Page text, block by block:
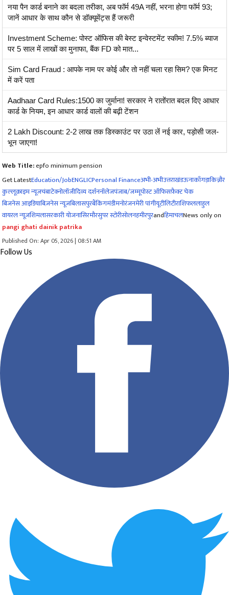
नया पैन कार्ड बनाने का बदला तरीका, अब फॉर्म 49A नहीं, भरना होगा फॉर्म 93;
जानें आधार के साथ कौन से डॉक्यूमेंट्स हैं जरूरी
Investment Scheme: पोस्ट ऑफिस की बेस्ट इन्वेस्टमेंट स्कीम! 7.5% ब्याज
पर 5 साल में लाखों का मुनाफा, बैंक FD को मात...
Sim Card Fraud : आपके नाम पर कोई और तो नहीं चला रहा सिम? एक मिनट
में करें पता
Aadhaar Card Rules:1500 का जुर्माना! सरकार ने रातोंरात बदल दिए आधार
कार्ड के नियम, इन आधार कार्ड वालों की बढ़ी टेंशन
2 Lakh Discount: 2-2 लाख तक डिस्काउंट पर उठा लें नई कार, पड़ोसी जल-
भून जाएगा!
Web Title:epfo minimum pension
Get LatestEducation/JobENGLICPersonal Financeअभी-अभीउत्तराखंडऊनाकाँगड़ाकिन्नौर
कुल्लूक्राइम न्यूजचंबाटेक्नोलॉजीदिव्य दर्शननॉलेजपंजाब/जम्मूपोस्ट ऑफिसफ़ैक्ट चेक
बिजनेस आइडियाबिज़नेस न्यूज़बिलासपुरबैंकिंगमंडीमनोरंजनमेरी पांगीयूटीलिटीराशिफललाहुल
वायरल न्यूज़शिमलासरकारी योजनासिरमौरसुपर स्टोरीसोलनहमीरपुरandहिमाचलNews only on
pangi ghati dainik patrika
Published On: Apr 05, 2026 | 08:51 AM
Follow Us